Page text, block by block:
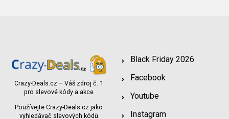
Crazy-Deals.cz – Váš zdroj č. 1
pro slevové kódy a akce
Používejte Crazy-Deals.cz jako
vyhledávač slevových kódů
Black Friday 2026
Facebook
Youtube
Instagram